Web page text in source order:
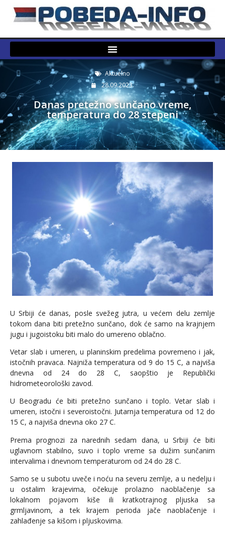
Aktuelno
28.09.2023.
Danas pretežno sunčano vreme,
temperatura do 28 stepeni
U Srbiji će danas, posle svežeg jutra, u većem delu zemlje
tokom dana biti pretežno sunčano, dok će samo na krajnjem
jugu i jugoistoku biti malo do umereno oblačno.
Vetar slab i umeren, u planinskim predelima povremeno i jak,
istočnih pravaca. Najniža temperatura od 9 do 15 C, a najviša
dnevna od 24 do 28 C, saopštio je Republički
hidrometeorološki zavod.
U Beogradu će biti pretežno sunčano i toplo. Vetar slab i
umeren, istočni i severoistočni. Jutarnja temperatura od 12 do
15 C, a najviša dnevna oko 27 C.
Prema prognozi za narednih sedam dana, u Srbiji će biti
uglavnom stabilno, suvo i toplo vreme sa dužim sunčanim
intervalima i dnevnom temperaturom od 24 do 28 C.
Samo se u subotu uveče i noću na severu zemlje, a u nedelju i
u ostalim krajevima, očekuje prolazno naoblačenje sa
lokalnom pojavom kiše ili kratkotrajnog pljuska sa
grmljavinom, a tek krajem perioda jače naoblačenje i
zahlađenje sa kišom i pljuskovima.